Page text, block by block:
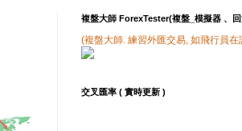
複盤大師 ForexTester(複盤_模擬器 、
(複盤大師. 練習外匯交易, 如飛行員
交叉匯率 ( 實時更新 )